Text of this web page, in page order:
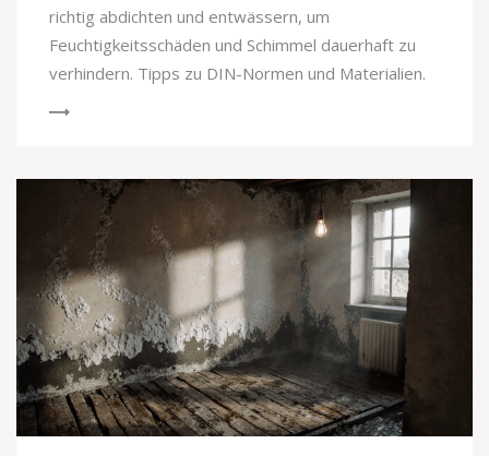
richtig abdichten und entwässern, um
Feuchtigkeitsschäden und Schimmel dauerhaft zu
verhindern. Tipps zu DIN-Normen und Materialien.